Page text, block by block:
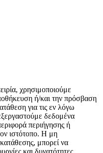
χρησιμοποιούμε
ή/και την πρόσβαση
για τις εν λόγω
δεδομένα
περιήγησης ή
ιστότοπο. Η μη
μπορεί να
και δυνατότητες.